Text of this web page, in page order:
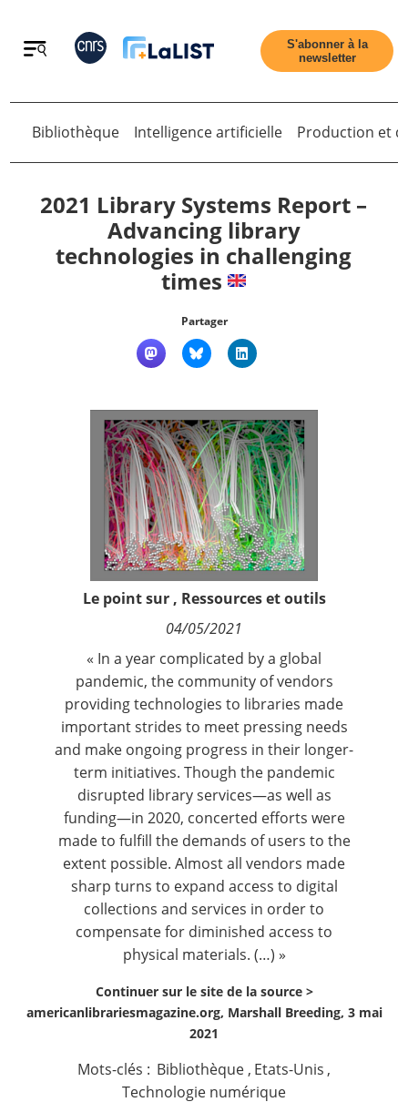
Retour
Accueil
Qui sommes nous ?
S'abonner à la
newsletter
Retour
Bibliothèque Intelligence artificielle Production et
2021 Library Systems Report –
Advancing library
technologies in challenging
times
Partager
Le point sur, Ressources et outils
04/05/2021
« In a year complicated by a global
pandemic, the community of vendors
providing technologies to libraries made
important strides to meet pressing needs
and make ongoing progress in their longer-
term initiatives. Though the pandemic
disrupted library services—as well as
funding—in 2020, concerted efforts were
made to fulfill the demands of users to the
extent possible. Almost all vendors made
sharp turns to expand access to digital
collections and services in order to
compensate for diminished access to
physical materials. (…) »
Continuer sur le site de la source >
americanlibrariesmagazine.org, Marshall Breeding, 3 mai
2021
Mots-clés : Bibliothèque , Etats-Unis ,
Technologie numérique